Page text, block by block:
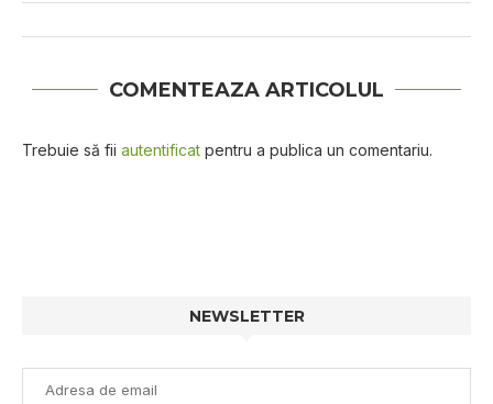
COMENTEAZA ARTICOLUL
Trebuie să fii autentificat pentru a publica un comentariu.
NEWSLETTER